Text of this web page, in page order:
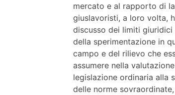
mercato e al rapporto di
giuslavoristi, a loro volta,
discusso dei limiti giuridici
della sperimentazione in
campo e del rilievo che
assumere nella
legislazione ordinaria alla
delle norme